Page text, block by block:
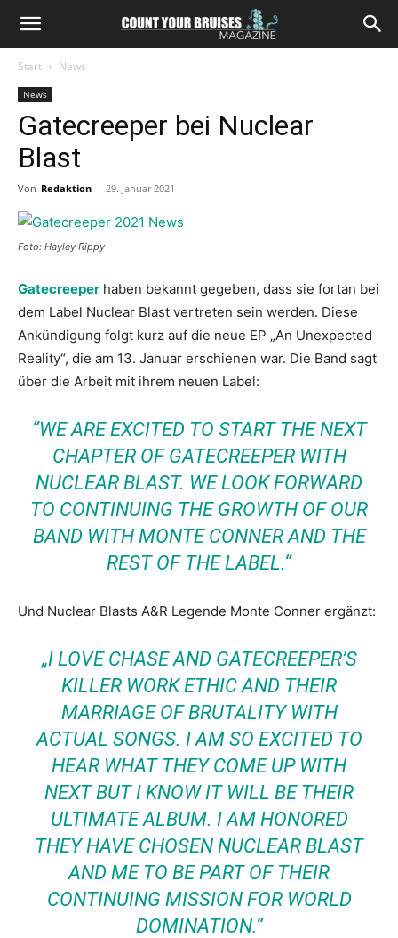
Start News
News
Gatecreeper bei Nuclear
Blast
Von Redaktion - 29. Januar 2021
Foto: Hayley Rippy
Gatecreeper haben bekannt gegeben, dass sie fortan bei
dem Label Nuclear Blast vertreten sein werden. Diese
Ankündigung folgt kurz auf die neue EP „An Unexpected
Reality“, die am 13. Januar erschienen war. Die Band sagt
über die Arbeit mit ihrem neuen Label:
“WE ARE EXCITED TO START THE NEXT
CHAPTER OF GATECREEPER WITH
NUCLEAR BLAST. WE LOOK FORWARD
TO CONTINUING THE GROWTH OF OUR
BAND WITH MONTE CONNER AND THE
REST OF THE LABEL.“
Und Nuclear Blasts A&R Legende Monte Conner ergänzt:
„I LOVE CHASE AND GATECREEPER’S
KILLER WORK ETHIC AND THEIR
MARRIAGE OF BRUTALITY WITH
ACTUAL SONGS. I AM SO EXCITED TO
HEAR WHAT THEY COME UP WITH
NEXT BUT I KNOW IT WILL BE THEIR
ULTIMATE ALBUM. I AM HONORED
THEY HAVE CHOSEN NUCLEAR BLAST
AND ME TO BE PART OF THEIR
CONTINUING MISSION FOR WORLD
DOMINATION.“